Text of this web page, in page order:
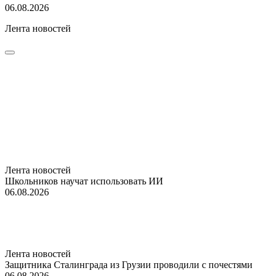
06.08.2026
Лента новостей
Лента новостей
Школьников научат использовать ИИ
06.08.2026
Лента новостей
Защитника Сталинграда из Грузии проводили с почестями